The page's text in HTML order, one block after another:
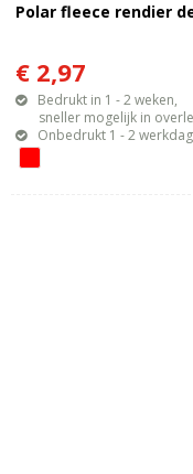
Polar fleece rendier
€ 2,97
Bedrukt in 1 - 2 weken,
sneller mogelijk in
Onbedrukt 1 - 2